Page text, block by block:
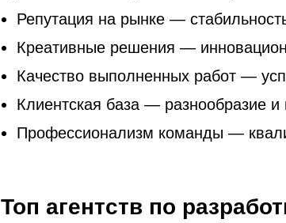
Репутация на рынке —
Креативные решения —
Качество выполненных работ —
Клиентская база — разнообразие и
Профессионализм команды —
Топ агентств по